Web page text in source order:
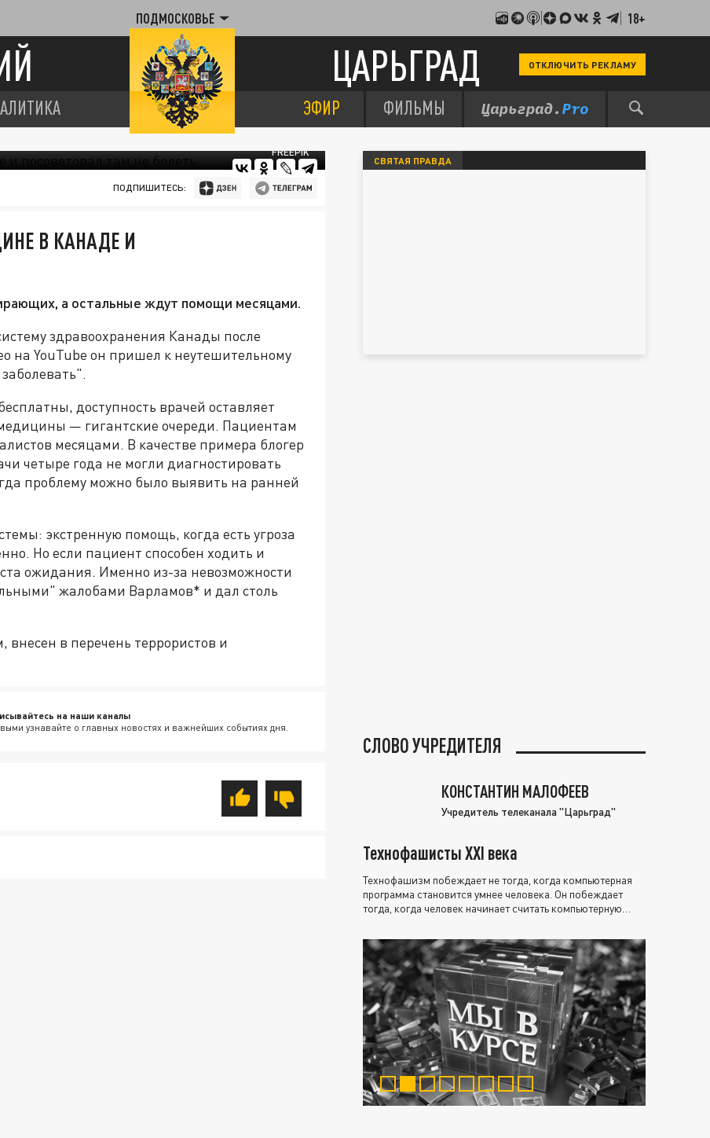
ПОДМОСКОВЬЕ 18+
ЦАРЬГРАД ОТКЛЮЧИТЬ РЕКЛАМУ
ЭФИР ФИЛЬМЫ
FREEPIK
ПОДПИШИТЕСЬ:
В КАНАДЕ И
а остальные ждут помощи месяцами.
здравоохранения Канады после
на YouTube он пришел к неутешительному
доступность врачей оставляет
— гигантские очереди. Пациентам
месяцами. В качестве примера блогер
четыре года не могли диагностировать
проблему можно было выявить на ранней
экстренную помощь, когда есть угроза
Но если пациент способен ходить и
ожидания. Именно из-за невозможности
жалобами Варламов* и дал столь
в перечень террористов и
на наши каналы
узнавайте о главных новостях и важнейших событиях дня.
СВЯТАЯ ПРАВДА
СЛОВО УЧРЕДИТЕЛЯ
КОНСТАНТИН МАЛОФЕЕВ
Учредитель телеканала "Царьград"
Технофашисты XXI века
Технофашизм побеждает не тогда, когда компьютерная
программа становится умнее человека. Он побеждает
тогда, когда человек начинает считать компьютерную